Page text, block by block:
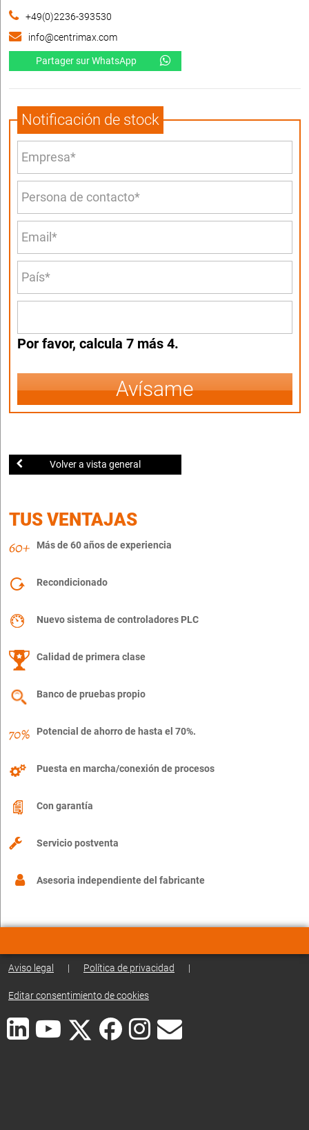
+49(0)2236-393530
info@centrimax.com
Partager sur WhatsApp
Notificación de stock
Por favor, calcula 7 más 4.
Avísame
Volver a vista general
TUS VENTAJAS
Más de 60 años de experiencia
Recondicionado
Nuevo sistema de controladores PLC
Calidad de primera clase
Banco de pruebas propio
Potencial de ahorro de hasta el 70%.
Puesta en marcha/conexión de procesos
Con garantía
Servicio postventa
Asesoria independiente del fabricante
Aviso legal | Política de privacidad |
Editar consentimiento de cookies